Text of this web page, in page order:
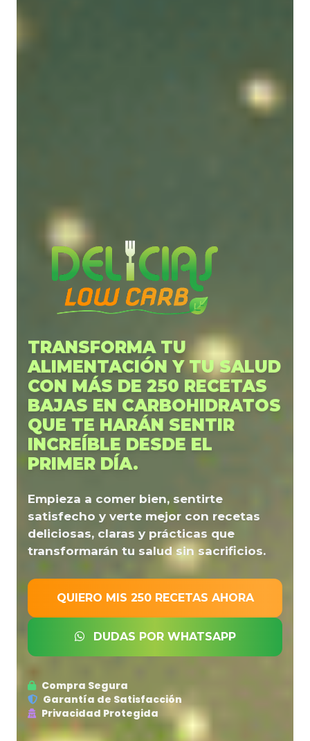
TRANSFORMA TU
ALIMENTACIÓN Y TU SALUD
CON MÁS DE 250 RECETAS
BAJAS EN CARBOHIDRATOS
QUE TE HARÁN SENTIR
INCREÍBLE DESDE EL
PRIMER DÍA.
Empieza a comer bien, sentirte
satisfecho y verte mejor con recetas
deliciosas, claras y prácticas que
transformarán tu salud sin sacrificios.
QUIERO MIS 250 RECETAS AHORA
DUDAS POR WHATSAPP
Compra Segura
Garantía de Satisfacción
Privacidad Protegida